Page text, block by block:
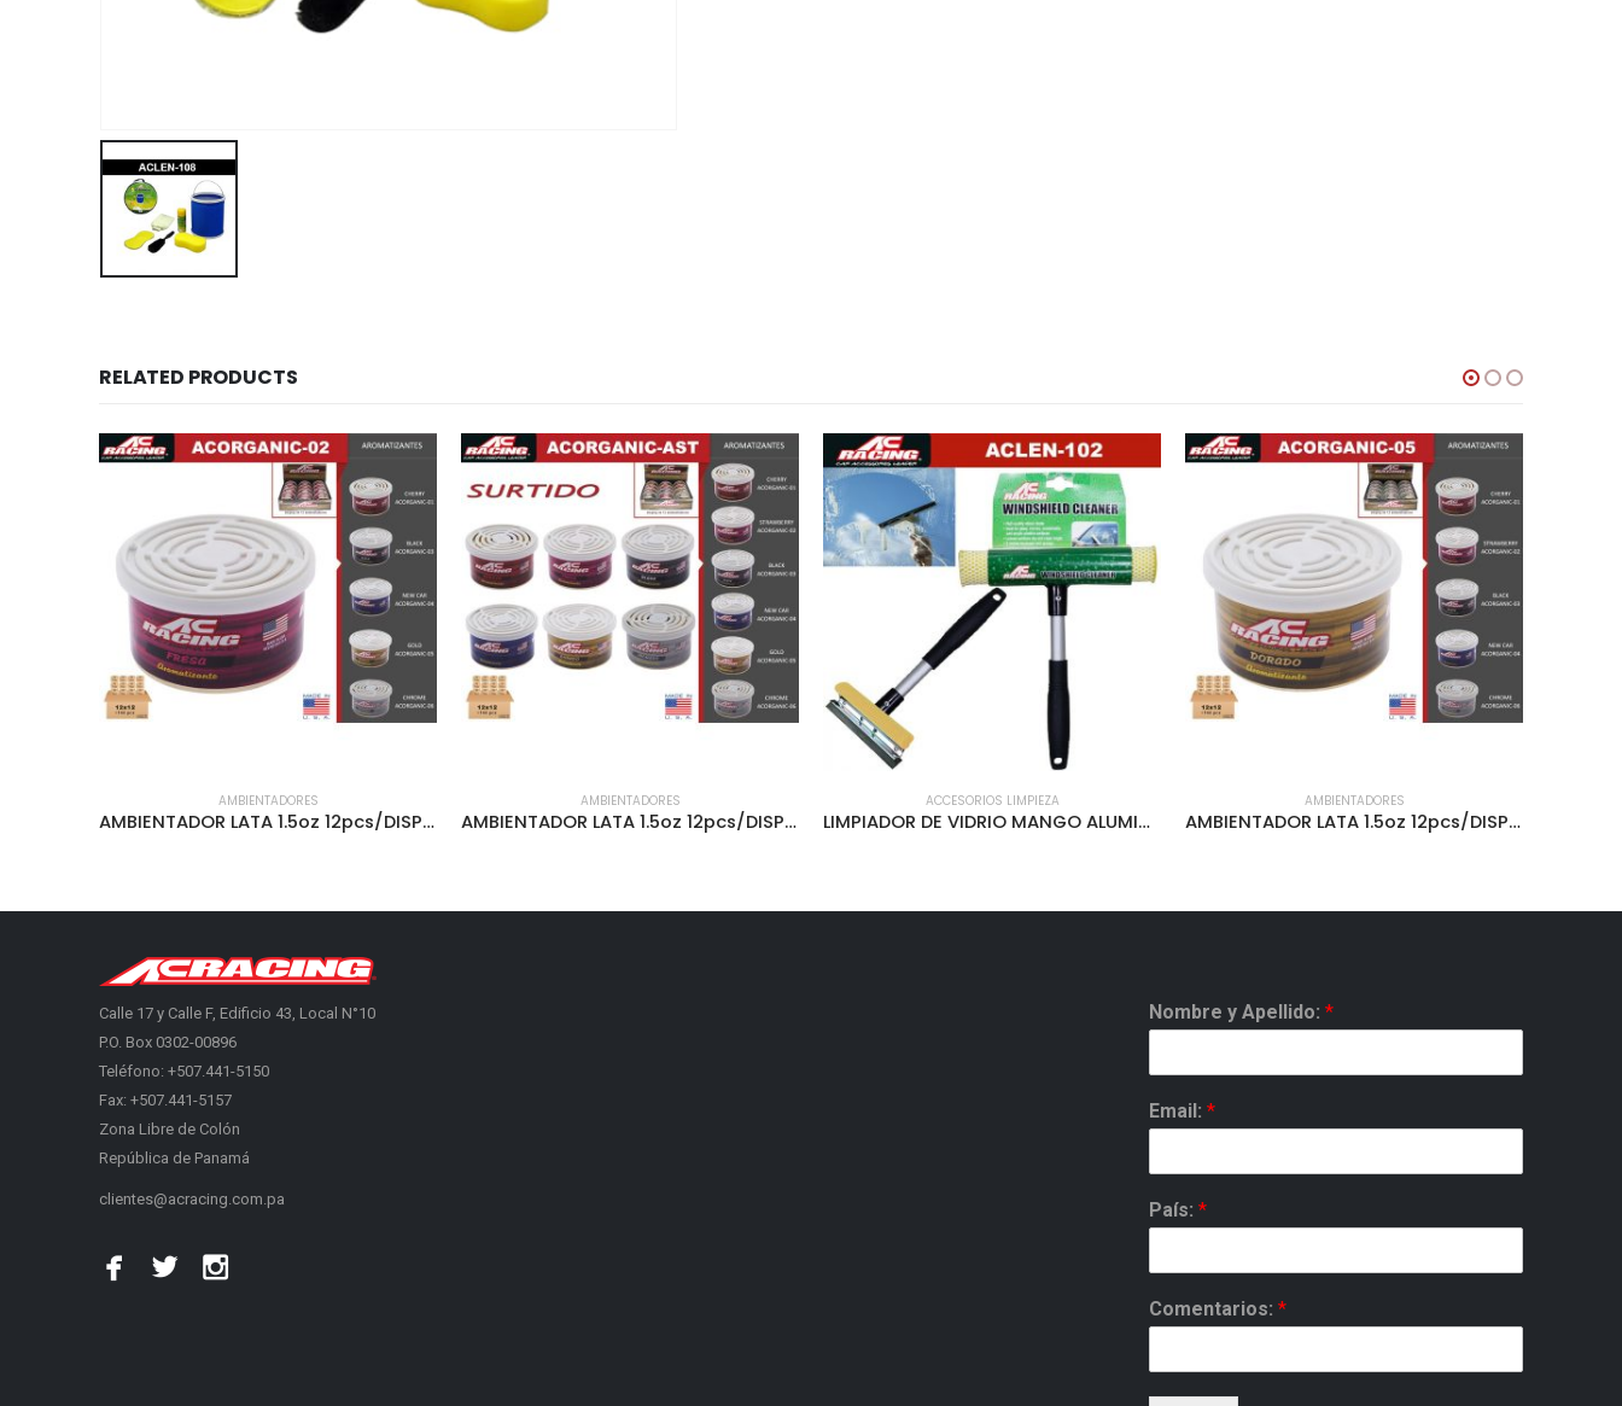
RELATED PRODUCTS
AMBIENTADORES
AMBIENTADOR LATA 1.5oz 12pcs/DISPLAY STRAWBERRY – ACORGANIC-02
AMBIENTADORES
AMBIENTADOR LATA 1.5oz 12pcs/DISPLAY SURTIDO – ACORGANIC-AST
ACCESORIOS LIMPIEZA
LIMPIADOR DE VIDRIO MANGO ALUMINIO 8″ – ACLEN-102
AMBIENTADORES
AMBIENTADOR LATA 1.5oz 12pcs/DISPLAY DORADO – ACORGANIC-05
Calle 17 y Calle F, Edificio 43, Local N°10
P.O. Box 0302-00896
Teléfono: +507.441-5150
Fax: +507.441-5157
Zona Libre de Colón
República de Panamá
clientes@acracing.com.pa
Nombre y Apellido: *
Email: *
País: *
Comentarios: *